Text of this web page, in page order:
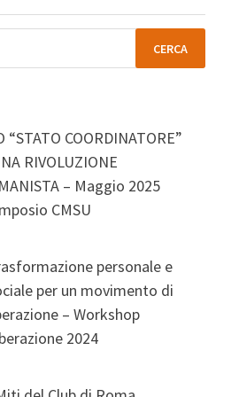
“STATO COORDINATORE”
RIVOLUZIONE
– Maggio 2025
CMSU
personale e
per un movimento di
– Workshop
2024